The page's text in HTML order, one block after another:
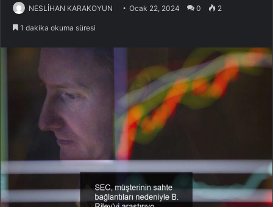
NESLİHAN KARAKOYUN Ocak 22, 2024 0 2
1 dakika okuma süresi